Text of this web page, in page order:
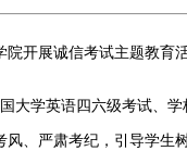
院开展诚信考试主题教育
大学英语四六级考试、学
风、严肃考纪，引导学生